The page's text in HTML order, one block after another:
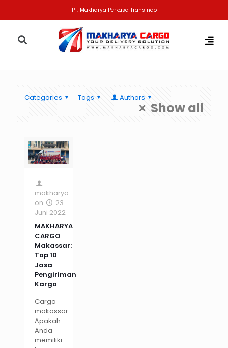
PT. Makharya Perkasa Transindo
Categories Tags Authors
Show all
makharya
on
23
Juni 2022
MAKHARYA
CARGO
Makassar:
Top 10
Jasa
Pengiriman
Kargo
Cargo
makassar
Apakah
Anda
memiliki